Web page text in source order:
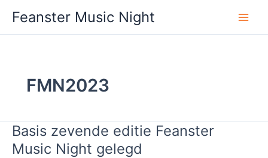
naar
de
Feanster Music Night
FMN2023
Basis zevende editie Feanster
Music Night gelegd